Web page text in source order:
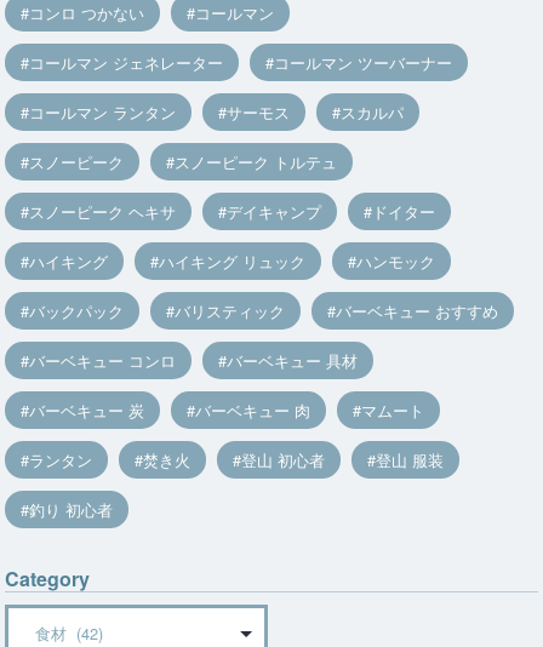
コンロ つかない コールマン
コールマン ジェネレーター コールマン ツーバーナー
コールマン ランタン サーモス スカルパ
スノーピーク スノーピーク トルテュ
スノーピーク ヘキサ デイキャンプ ドイター
ハイキング ハイキング リュック ハンモック
バックパック バリスティック バーベキュー おすすめ
バーベキュー コンロ バーベキュー 具材
バーベキュー 炭 バーベキュー 肉 マムート
ランタン 焚き火 登山 初心者 登山 服装
釣り 初心者
Category